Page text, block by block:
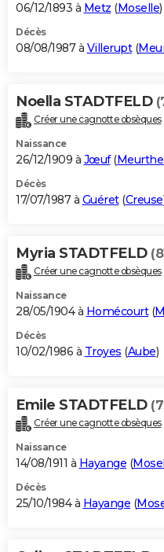
06/12/1893 à Metz (Moselle)
Décès
08/08/1987 à Villerupt(
Noella STADTFELD
Créer une cagnotte obsèques
Naissance
26/12/1909 à Jœuf(
Décès
17/07/1987 à Guéret(Creuse
Myria STADTFELD
Créer une cagnotte obsèques
Naissance
28/05/1904 à Homécourt(
Décès
10/02/1986 à Troyes (Aube)
Emile STADTFELD
Créer une cagnotte obsèques
Naissance
14/08/1911 à Hayange (
Décès
25/10/1984 à Hayange (